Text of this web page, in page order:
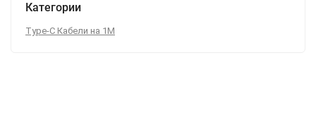
Категории
Type-C Кабели на 1М